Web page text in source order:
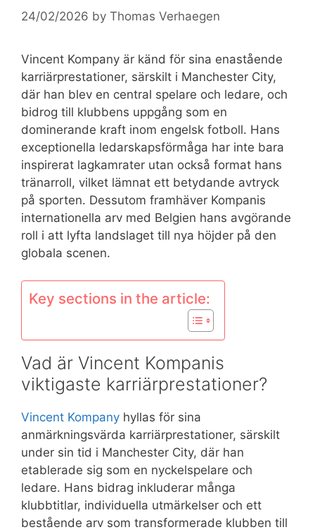
24/02/2026 by Thomas Verhaegen
Vincent Kompany är känd för sina enastående
karriärprestationer, särskilt i Manchester City,
där han blev en central spelare och ledare, och
bidrog till klubbens uppgång som en
dominerande kraft inom engelsk fotboll. Hans
exceptionella ledarskapsförmåga har inte bara
inspirerat lagkamrater utan också format hans
tränarroll, vilket lämnat ett betydande avtryck
på sporten. Dessutom framhäver Kompanis
internationella arv med Belgien hans avgörande
roll i att lyfta landslaget till nya höjder på den
globala scenen.
Key sections in the article:
Vad är Vincent Kompanis
viktigaste karriärprestationer?
Vincent Kompany hyllas för sina
anmärkningsvärda karriärprestationer, särskilt
under sin tid i Manchester City, där han
etablerade sig som en nyckelspelare och
ledare. Hans bidrag inkluderar många
klubbtitlar, individuella utmärkelser och ett
bestående arv som transformerade klubben till